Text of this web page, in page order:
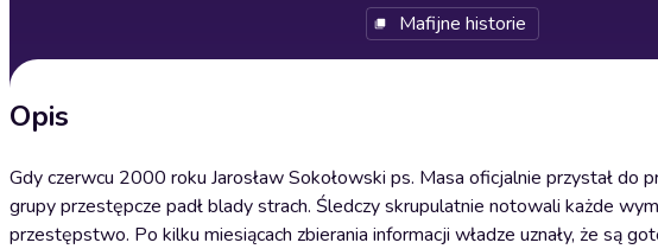
Mafijne historie
Opis
Gdy czerwcu 2000 roku Jarosław Sokołowski ps. Masa oficjalnie przystał do
grupy przestępcze padł blady strach. Śledczy skrupulatnie notowali każde
przestępstwo. Po kilku miesiącach zbierania informacji władze uznały, że są